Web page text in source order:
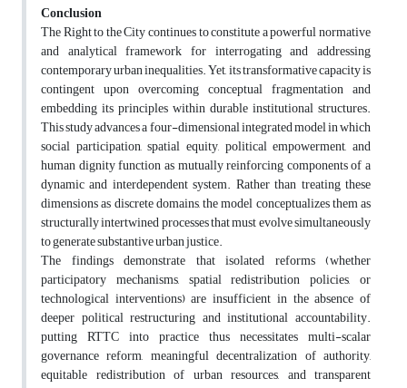
Conclusion
The Right to the City continues to constitute a powerful normative
and analytical framework for interrogating and addressing
contemporary urban inequalities. Yet, its transformative capacity is
contingent upon overcoming conceptual fragmentation and
embedding its principles within durable institutional structures.
This study advances a four-dimensional integrated model in which
social participation, spatial equity, political empowerment, and
human dignity function as mutually reinforcing components of a
dynamic and interdependent system. Rather than treating these
dimensions as discrete domains, the model conceptualizes them as
structurally intertwined processes that must evolve simultaneously
to generate substantive urban justice.
The findings demonstrate that isolated reforms (whether
participatory mechanisms, spatial redistribution policies, or
technological interventions) are insufficient in the absence of
deeper political restructuring and institutional accountability.
putting RTTC into practice thus necessitates multi-scalar
governance reform, meaningful decentralization of authority,
equitable redistribution of urban resources, and transparent